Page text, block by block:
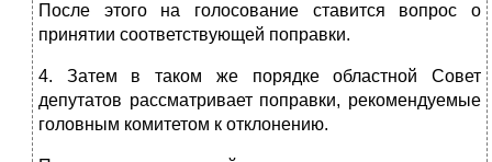
После этого на голосование ставится вопрос о
принятии соответствующей поправки.
4. Затем в таком же порядке областной Совет
депутатов рассматривает поправки, рекомендуемые
головным комитетом к отклонению.